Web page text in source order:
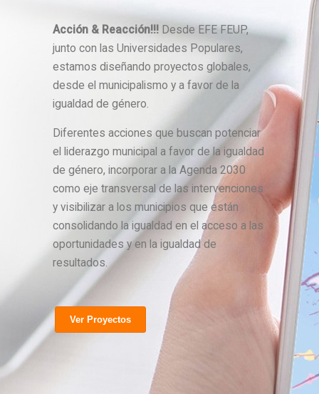
Acción & Reacción!!! Desde EFE FEUP,
junto con las Universidades Populares,
estamos diseñando proyectos globales,
desde el municipalismo y a favor de la
igualdad de género.
Diferentes acciones que buscan potenciar
el liderazgo municipal a favor de la igualdad
de género, incorporar a la Agenda 2030
como eje transversal de las intervenciones
y visibilizar a los municipios que están
consolidando la igualdad en el acceso a las
oportunidades y en la igualdad de
resultados.
Ver Proyectos